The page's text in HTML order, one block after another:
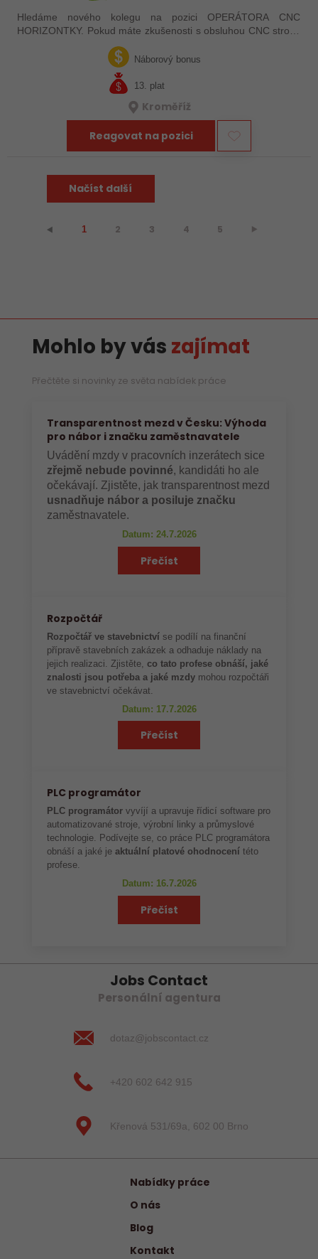
Hledáme nového kolegu na pozici OPERÁTORA CNC
HORIZONTKY. Pokud máte zkušenosti s obsluhou CNC strojů,
orientujete se ve výkresové dokumentaci a máte chuť naučit se
něco nového, pak jste ideálním…Náborový bonus
13. plat
Kroměříž
Reagovat na pozici
Načíst další
⯇ 1 2 3 4 5 ⯈
Mohlo by vás zajímat
Přečtěte si novinky ze světa nabídek práce
Transparentnost mezd v Česku: Výhoda
pro nábor i značku zaměstnavatele
Uvádění mzdy v pracovních inzerátech sice
zřejmě nebude povinné, kandidáti ho ale
očekávají. Zjistěte, jak transparentnost mezd
usnadňuje nábor a posiluje značku
zaměstnavatele.
Datum: 24.7.2026
Přečíst
Rozpočtář
Rozpočtář ve stavebnictví se podílí na finanční
přípravě stavebních zakázek a odhaduje náklady na
jejich realizaci. Zjistěte,co tato profese obnáší, jaké
znalosti jsou potřeba a jaké mzdy mohou rozpočtáři
ve stavebnictví očekávat.
Datum: 17.7.2026
Přečíst
PLC programátor
PLC programátor vyvíjí a upravuje řídicí software pro
automatizované stroje, výrobní linky a průmyslové
technologie. Podívejte se, co práce PLC programátora
obnáší a jaké je aktuální platové ohodnocení této
profese.
Datum: 16.7.2026
Přečíst
Jobs Contact
Personální agentura
dotaz@jobscontact.cz
+420 602 642 915
Křenová 531/69a, 602 00 Brno
Nabídky práce
O nás
Blog
Kontakt